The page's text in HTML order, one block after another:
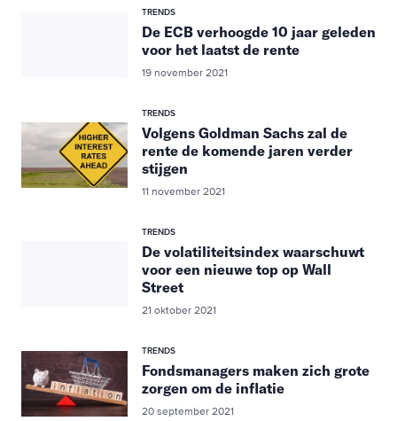
TRENDS
De ECB verhoogde 10 jaar geleden
voor het laatst de rente
19 november 2021
TRENDS
Volgens Goldman Sachs zal de
rente de komende jaren verder
stijgen
11 november 2021
TRENDS
De volatiliteitsindex waarschuwt
voor een nieuwe top op Wall
Street
21 oktober 2021
TRENDS
Fondsmanagers maken zich grote
zorgen om de inflatie
20 september 2021